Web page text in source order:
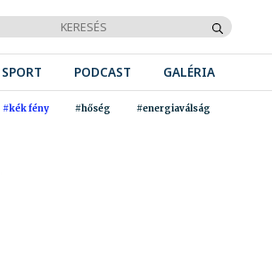
SPORT PODCAST GALÉRIA
#kék fény #hőség #energiaválság